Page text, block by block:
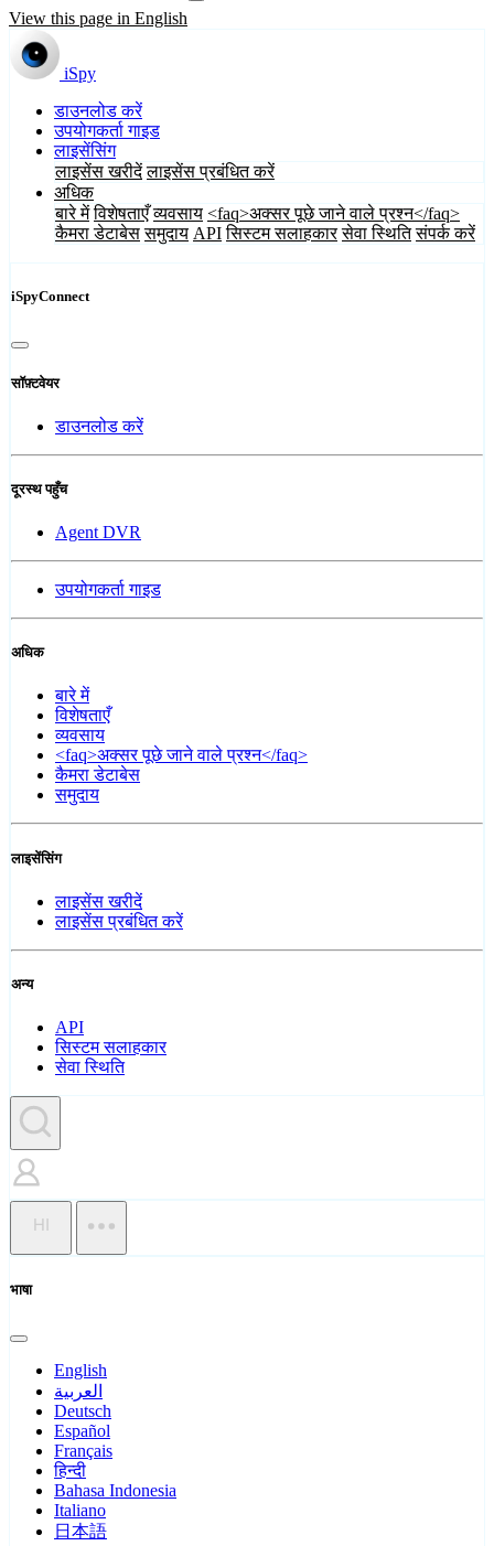
View this page in English
iSpy
डाउनलोड करें
उपयोगकर्ता गाइड
लाइसेंसिंग
लाइसेंस खरीदें लाइसेंस प्रबंधित करें
अधिक
बारे में विशेषताएँ व्यवसाय <faq>अक्सर पूछे जाने वाले प्रश्न</faq>
कैमरा डेटाबेस समुदाय API सिस्टम सलाहकार सेवा स्थिति संपर्क करें
iSpyConnect
सॉफ़्टवेयर
डाउनलोड करें
दूरस्थ पहुँच
Agent DVR
उपयोगकर्ता गाइड
अधिक
बारे में
विशेषताएँ
व्यवसाय
<faq>अक्सर पूछे जाने वाले प्रश्न</faq>
कैमरा डेटाबेस
समुदाय
लाइसेंसिंग
लाइसेंस खरीदें
लाइसेंस प्रबंधित करें
अन्य
API
सिस्टम सलाहकार
सेवा स्थिति
HI
भाषा
English
العربية
Deutsch
Español
Français
हिन्दी
Bahasa Indonesia
Italiano
日本語